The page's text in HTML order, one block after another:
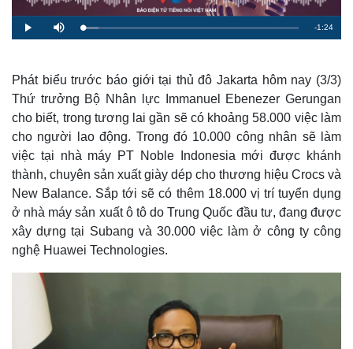
P
l
M
u
L
o
:
7
.
2
%
R
m
a
i
n
g
-1:24
Phát biểu trước báo giới tại thủ đô Jakarta hôm nay (3/3)
Thứ trưởng Bộ Nhân lực Immanuel Ebenezer Gerungan
cho biết, trong tương lai gần sẽ có khoảng 58.000 việc làm
cho người lao động. Trong đó 10.000 công nhân sẽ làm
việc tại nhà máy PT Noble Indonesia mới được khánh
thành, chuyên sản xuất giày dép cho thương hiệu Crocs và
New Balance. Sắp tới sẽ có thêm 18.000 vị trí tuyển dụng
ở nhà máy sản xuất ô tô do Trung Quốc đầu tư, đang được
xây dựng tại Subang và 30.000 việc làm ở công ty công
nghệ Huawei Technologies.